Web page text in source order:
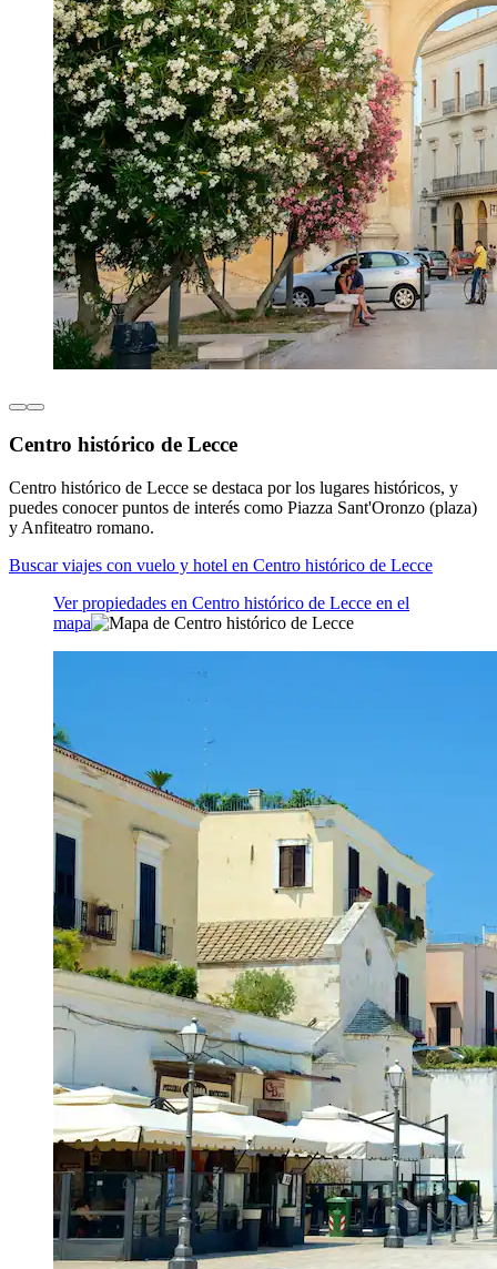
Centro histórico de Lecce
Centro histórico de Lecce se destaca por los lugares históricos, y
puedes conocer puntos de interés como Piazza Sant'Oronzo (plaza)
y Anfiteatro romano.
Buscar viajes con vuelo y hotel en Centro histórico de Lecce
Ver propiedades en Centro histórico de Lecce en el
mapa